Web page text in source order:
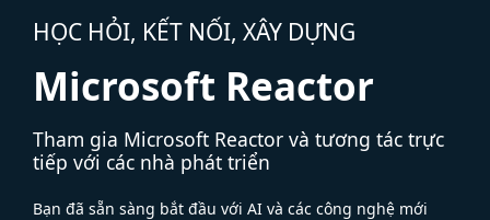
HỌC HỎI, KẾT NỐI, XÂY DỰNG
Microsoft Reactor
Tham gia Microsoft Reactor và tương tác trực
tiếp với các nhà phát triển
Bạn đã sẵn sàng bắt đầu với AI và các công nghệ mới